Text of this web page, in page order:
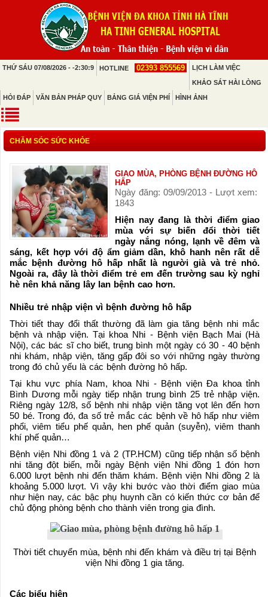
THỨ SÁU 07/08/2026 - -2:30:9 HOTLINE 02393 855569 LỊCH LÀM VIỆC
KHẢO SÁT HÀI LÒNG
HỎI ĐÁP VĂN BẢN PHÁP QUY BẢNG GIÁ VIỆN PHÍ HÌNH ẢNH
CHĂM SÓC SỨC KHỎE
GIAO MÙA, PHÒNG BỆNH ĐƯỜNG HÔ
HẤP
Ngày đăng: 09/09/2013 - Lượt xem:
1843
Hiện nay đang là thời điểm giao
mùa với sự biến đổi thời tiết
ngày nắng nóng, lạnh về đêm và
sáng, kết hợp với độ ẩm giảm dần, khô hanh nên rất dễ
mắc bệnh đường hô hấp nhất là người già và trẻ nhỏ.
Ngoài ra, đây là thời điểm trẻ em đến trường sau kỳ nghỉ
hè nên khả năng lây lan bệnh cao hơn.
Nhiều trẻ nhập viện vì bệnh đường hô hấp
Thời tiết thay đổi thất thường đã làm gia tăng bệnh nhi mắc
bệnh và nhập viện. Tại khoa Nhi - Bệnh viện Bạch Mai (Hà
Nội), các bác sĩ cho biết, trung bình một ngày có 30 - 40 bệnh
nhi khám, nhập viện, tăng gấp đôi so với những ngày thường
trong đó chủ yếu là các bệnh đường hô hấp.
Tại khu vực phía Nam, khoa Nhi - Bệnh viện Đa khoa tỉnh
Bình Dương mỗi ngày tiếp nhận trung bình 25 trẻ nhập viện.
Riêng ngày 12/8, số bệnh nhi nhập viện tăng vọt lên đến hơn
50 bé. Trong đó, đa số trẻ mắc các bệnh về hô hấp như viêm
phổi, viêm tiểu phế quản, hen phế quản (suyễn), viêm thanh
khí phế quản…
Bệnh viện Nhi đồng 1 và 2 (TP.HCM) cũng tiếp nhận số bệnh
nhi tăng đột biến, mỗi ngày Bệnh viện Nhi đồng 1 đón hơn
6.000 lượt bệnh nhi đến thăm khám. Bệnh viện Nhi đồng 2 là
khoảng 5.000 lượt. Vì vậy khi bước vào thời điểm giao mùa
như hiện nay, các bậc phụ huynh cần có kiến thức cơ bản để
chủ động phòng bệnh cho thành viên trong gia đình.
Thời tiết chuyển mùa, bệnh nhi đến khám và điều trị tại Bệnh
viện Nhi đồng 1 gia tăng.
Các biểu hiện